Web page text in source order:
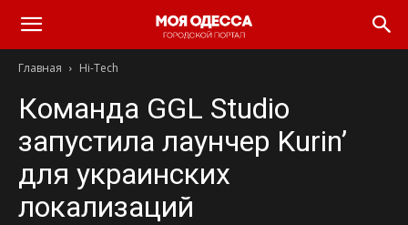
Моя
Одесса
Главная Hi-Tech
Команда GGL Studio
запустила лаунчер Kurin’
для украинских
локализаций